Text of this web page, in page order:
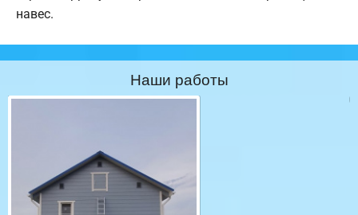
навес.
Наши работы